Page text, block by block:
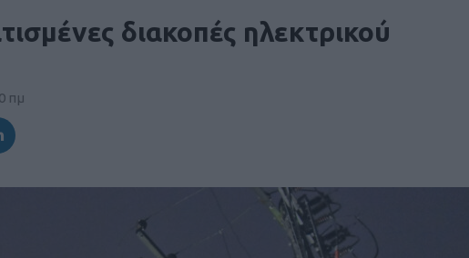
διακοπές ηλεκτρικού
πμ